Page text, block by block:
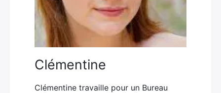
Clémentine
Clémentine travaille pour un Bureau